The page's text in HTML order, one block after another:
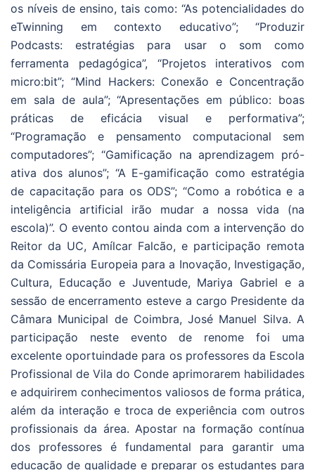
os níveis de ensino, tais como: “As potencialidades do
eTwinning em contexto educativo”; “Produzir
Podcasts: estratégias para usar o som como
ferramenta pedagógica”, “Projetos interativos com
micro:bit”; “Mind Hackers: Conexão e Concentração
em sala de aula”; “Apresentações em público: boas
práticas de eficácia visual e performativa”;
“Programação e pensamento computacional sem
computadores”; “Gamificação na aprendizagem pró-
ativa dos alunos”; “A E-gamificação como estratégia
de capacitação para os ODS”; “Como a robótica e a
inteligência artificial irão mudar a nossa vida (na
escola)”. O evento contou ainda com a intervenção do
Reitor da UC, Amílcar Falcão, e participação remota
da Comissária Europeia para a Inovação, Investigação,
Cultura, Educação e Juventude, Mariya Gabriel e a
sessão de encerramento esteve a cargo Presidente da
Câmara Municipal de Coimbra, José Manuel Silva. A
participação neste evento de renome foi uma
excelente oportuindade para os professores da Escola
Profissional de Vila do Conde aprimorarem habilidades
e adquirirem conhecimentos valiosos de forma prática,
além da interação e troca de experiência com outros
profissionais da área. Apostar na formação contínua
dos professores é fundamental para garantir uma
educação de qualidade e preparar os estudantes para